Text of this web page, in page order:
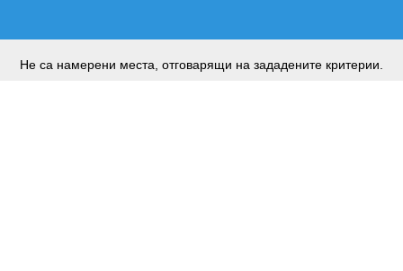
Не са намерени места, отговарящи на зададените критерии.